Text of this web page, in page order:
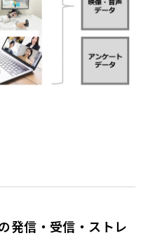
発信・受信・ストレ